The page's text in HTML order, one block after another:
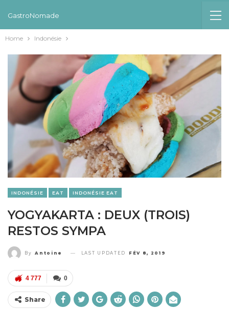
GastroNomade
Home Indonésie
INDONÉSIE EAT INDONÉSIE EAT
YOGYAKARTA : DEUX (TROIS)
RESTOS SYMPA
By Antoine LAST UPDATED FÉV 8, 2019
0
4 777
Share